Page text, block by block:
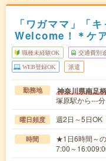
「ワガママ」「
Welcome！＊ケ
職種未経験OK 交通費別
WEB登録OK 派遣
勤務地 神奈川県南足
塚原駅から---分
曜日頻度 週2日～5日
時間
★1日6時間～
7:00～